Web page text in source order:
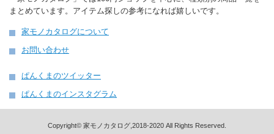
まとめています。アイテム探しの参考になれば嬉しいです。
家モノカタログについて
お問い合わせ
ぱんくまのツイッター
ぱんくまのインスタグラム
Copyright© 家モノカタログ,2018-2020 All Rights Reserved.